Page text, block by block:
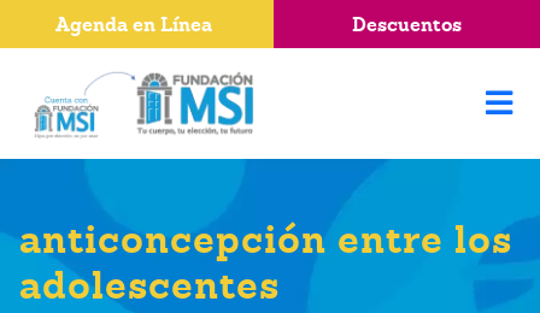
anticoncepción entre los
adolescentes
Agenda en Línea Descuentos